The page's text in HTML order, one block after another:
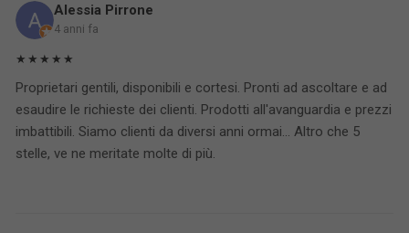
Alessia Pirrone
4 anni fa
★★★★★
Proprietari gentili, disponibili e cortesi. Pronti ad ascoltare e ad
esaudire le richieste dei clienti. Prodotti all'avanguardia e prezzi
imbattibili. Siamo clienti da diversi anni ormai... Altro che 5
stelle, ve ne meritate molte di più.